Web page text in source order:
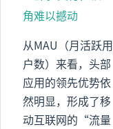
角难以撼动
从MAU（月活跃用
户数）来看，头部
应用的领先优势依
然明显，形成了移
动互联网的“流量